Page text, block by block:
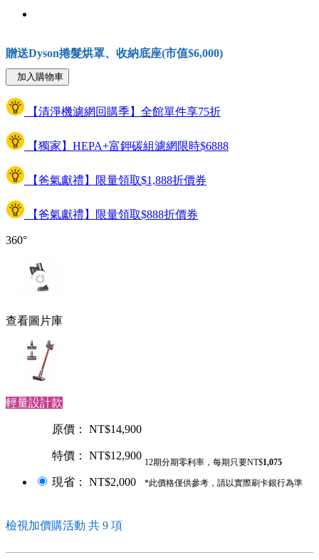
贈送Dyson捲髮烘罩、收納底座(市值$6,000)
加入購物車
【清淨機濾網回購季】全館單件享75折
【獨家】HEPA+富鉀碳組濾網限時$6888
【爸氣獻禮】限量領取$1,888折價券
【爸氣獻禮】限量領取$888折價券
360°
查看圖片庫
輕量設計款
原價： NT$14,900
特價： NT$12,900
現省： NT$2,000
12期分期零利率，每期只要NT$1,075
*此價格僅供參考，請以實際刷卡銀行為準
檢視加價購活動 共 9 項